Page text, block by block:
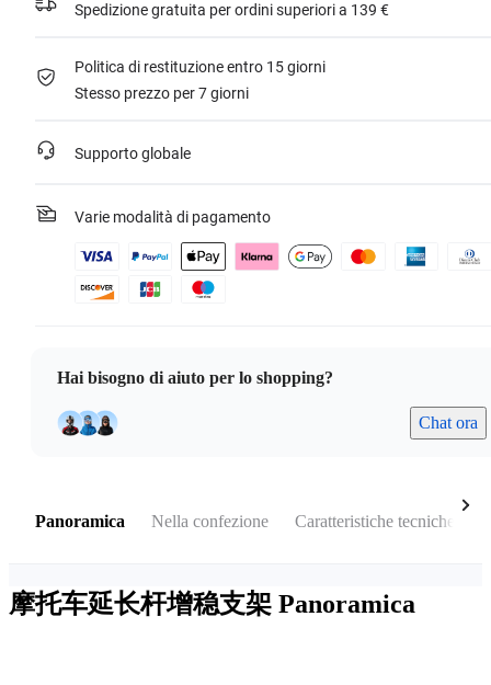
Spedizione gratuita per ordini superiori a 139 €
Politica di restituzione entro 15 giorni
Stesso prezzo per 7 giorni
Supporto globale
Varie modalità di pagamento
Hai bisogno di aiuto per lo shopping?
Chat ora
Panoramica Nella confezione Caratteristiche tecniche
摩托车延长杆增稳支架 Panoramica